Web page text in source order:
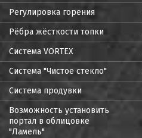
Регулировка горения
Рёбра жёсткости топки
Система VORTEX
Система "Чистое стекло"
Система продувки
Возможность установить
портал в облицовке
"Ламель"